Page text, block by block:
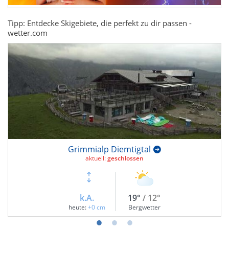
Tipp: Entdecke Skigebiete, die perfekt zu dir passen -
wetter.com
Grimmialp Diemtigtal
aktuell:geschlossen
k.A.
heute:+0 cm
19° / 12°
Bergwetter